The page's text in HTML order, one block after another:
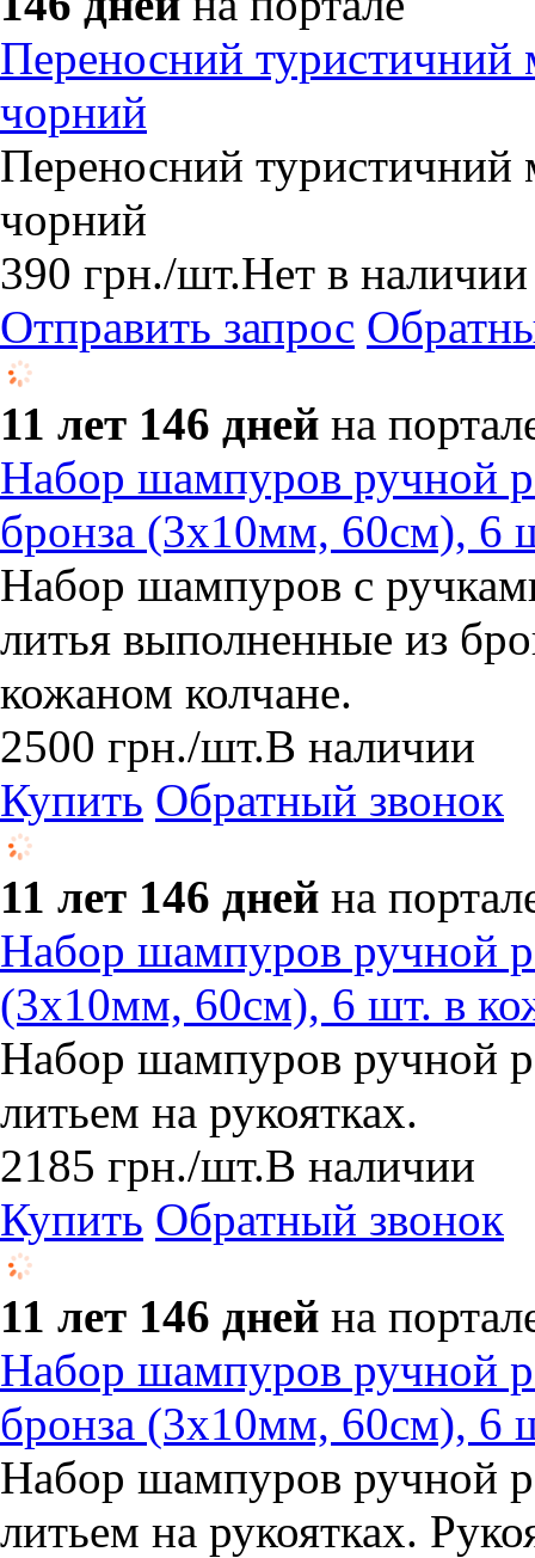
Переносний туристичний
чорний
Переносний туристичний
чорний
390 грн./шт.Нет в наличии
Отправить запрос
11 лет 146 дней на
Набор шампуров ручной
бронза (3х10мм, 60см), 6
Набор шампуров с
литья выполненные из
кожаном колчане.
2500 грн./шт.В наличии
Купить Обратный звонок
11 лет 146 дней на
Набор шампуров ручной
(3х10мм, 60см), 6 шт. в
Набор шампуров ручной
литьем на рукоятках.
2185 грн./шт.В наличии
Купить Обратный звонок
11 лет 146 дней на
Набор шампуров ручной
бронза (3х10мм, 60см), 6
Набор шампуров ручной
литьем на рукоятках.